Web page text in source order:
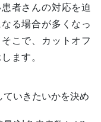
者さんの対応を迫
る場合が多くなっ
こで、カットオフ
ます。
いきたいかを決め